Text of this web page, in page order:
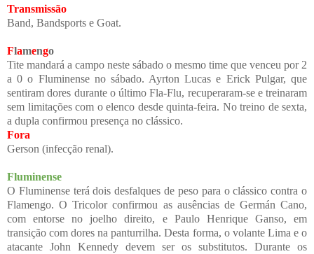
Transmissão
Band, Bandsports e Goat.
Flamengo
Tite mandará a campo neste sábado o mesmo time que venceu por 2
a 0 o Fluminense no sábado. Ayrton Lucas e Erick Pulgar, que
sentiram dores durante o último Fla-Flu, recuperaram-se e treinaram
sem limitações com o elenco desde quinta-feira. No treino de sexta,
a dupla confirmou presença no clássico.
Fora
Gerson (infecção renal).
Fluminense
O Fluminense terá dois desfalques de peso para o clássico contra o
Flamengo. O Tricolor confirmou as ausências de Germán Cano,
com entorse no joelho direito, e Paulo Henrique Ganso, em
transição com dores na panturrilha.Desta forma, o volante Lima e o
atacante John Kennedy devem ser os substitutos. Durante os